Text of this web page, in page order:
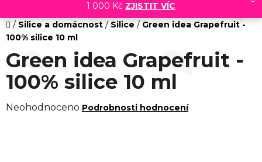
1 000 Kč ZJISTIT VÍC
Domů
/ Silice a domácnost / Silice / Green idea Grapefruit -
100% silice 10 ml
Green idea Grapefruit -
100% silice 10 ml
Průměrné
Neohodnoceno Podrobnosti hodnocení